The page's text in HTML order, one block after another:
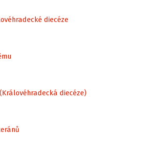
diecéze
diecéze)